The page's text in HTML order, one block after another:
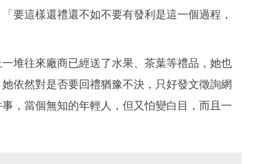
要這樣還禮還不如不要有發利是這一個過程，
堆往來廠商已經送了水果、茶葉等禮品，她也
依然對是否要回禮猶豫不決，只好發文徵詢網
，當個無知的年輕人，但又怕變白目，而且一